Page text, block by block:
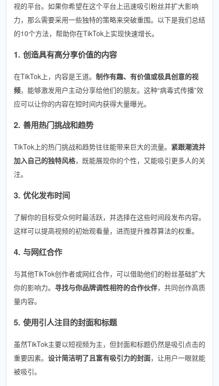
视的平台。如果你希望在这个平台上迅速吸引粉丝并扩大影响
力，那么需要采用一些独特的策略来突破重围。以下是我们总结
的10个方法，帮助你在TikTok上实现快速增长。
1. 创造具有高分享价值的内容
在TikTok上，内容是王道。 制作有趣、有价值或极具创意的视
频，能够激发用户主动分享给他们的朋友。这种“病毒式传播”效
应可以让你的内容在短时间内获得大量曝光。
2. 善用热门挑战和趋势
TikTok上的热门挑战和趋势往往能带来巨大的流量。 紧跟潮流并
加入自己的独特风格，既能展现你的个性，又能吸引更多人的关
注。
3. 优化发布时间
了解你的目标受众何时最活跃，并选择在这些时间段发布内容。
这样可以提高视频的初始观看量，进而提升推荐算法的权重。
4. 与网红合作
与其他TikTok创作者或网红合作，可以借助他们的粉丝基础扩大
你的影响力。 寻找与你品牌调性相符的合作伙伴，共同创作高质
量内容。
5. 使用引人注目的封面和标题
虽然TikTok主要以短视频为主，但封面和标题仍然是吸引点击的
重要因素。 设计简洁明了且富有吸引力的封面，让用户一眼就能
被吸引。